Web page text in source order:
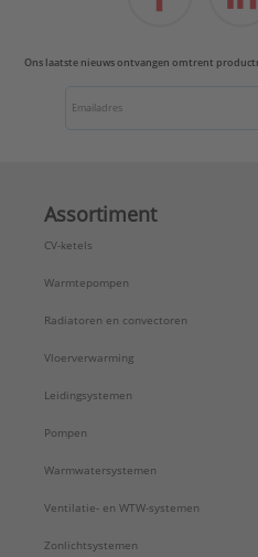
Ons laatste nieuws ontvangen omtrent
Assortiment
CV-ketels
Warmtepompen
Radiatoren en convectoren
Vloerverwarming
Leidingsystemen
Pompen
Warmwatersystemen
Ventilatie- en WTW-systemen
Zonlichtsystemen